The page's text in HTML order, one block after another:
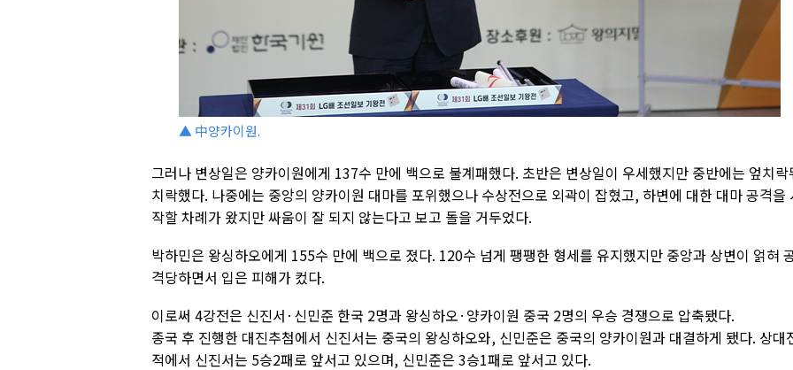
▲ 中양카이원.
그러나 변상일은 양카이원에게 137수 만에 백으로 불계패했다. 초반은 변상일이 우세했지만 중반에는 엎치락
치락했다. 나중에는 중앙의 양카이원 대마를 포위했으나 수상전으로 외곽이 잡혔고, 하변에 대한 대마 공격을
작할 차례가 왔지만 싸움이 잘 되지 않는다고 보고 돌을 거두었다.
박하민은 왕싱하오에게 155수 만에 백으로 졌다. 120수 넘게 팽팽한 형세를 유지했지만 중앙과 상변이 얽혀
격당하면서 입은 피해가 컸다.
이로써 4강전은 신진서·신민준 한국 2명과 왕싱하오·양카이원 중국 2명의 우승 경쟁으로 압축됐다.
종국 후 진행한 대진추첨에서 신진서는 중국의 왕싱하오와, 신민준은 중국의 양카이원과 대결하게 됐다. 상대
적에서 신진서는 5승2패로 앞서고 있으며, 신민준은 3승1패로 앞서고 있다.